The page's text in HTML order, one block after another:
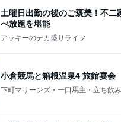
土曜日出勤の後のご褒美！不二
べ放題を堪能
アッキーのデカ盛りライフ
小倉競馬と箱根温泉4 旅館宴会
下町マリーンズ・一口馬主・立ち飲み